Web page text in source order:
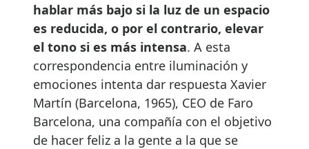
hablar más bajo si la luz de un espacio
es reducida, o por el contrario, elevar
el tono si es más intensa. A esta
correspondencia entre iluminación y
emociones intenta dar respuesta Xavier
Martín (Barcelona, 1965), CEO de Faro
Barcelona, una compañía con el objetivo
de hacer feliz a la gente a la que se